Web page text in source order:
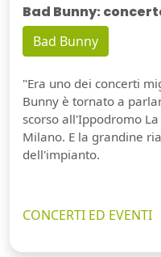
Bad Bunny:
Bad Bunny
"Era uno dei concerti
Bunny è tornato a
scorso all'Ippodromo
Milano. E la grandine
dell'impianto.
CONCERTI ED EVENTI